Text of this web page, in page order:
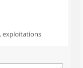
exploitations